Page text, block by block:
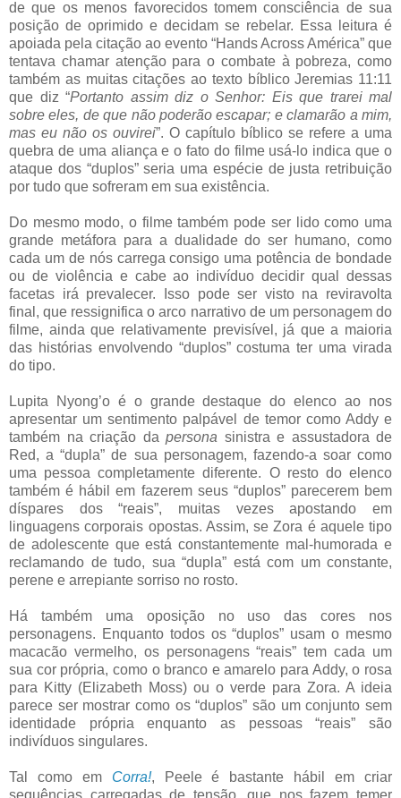
de que os menos favorecidos tomem consciência de sua
posição de oprimido e decidam se rebelar. Essa leitura é
apoiada pela citação ao evento “Hands Across América” que
tentava chamar atenção para o combate à pobreza, como
também as muitas citações ao texto bíblico Jeremias 11:11
que diz “Portanto assim diz o Senhor: Eis que trarei mal
sobre eles, de que não poderão escapar; e clamarão a mim,
mas eu não os ouvirei”. O capítulo bíblico se refere a uma
quebra de uma aliança e o fato do filme usá-lo indica que o
ataque dos “duplos” seria uma espécie de justa retribuição
por tudo que sofreram em sua existência.
Do mesmo modo, o filme também pode ser lido como uma
grande metáfora para a dualidade do ser humano, como
cada um de nós carrega consigo uma potência de bondade
ou de violência e cabe ao indivíduo decidir qual dessas
facetas irá prevalecer. Isso pode ser visto na reviravolta
final, que ressignifica o arco narrativo de um personagem do
filme, ainda que relativamente previsível, já que a maioria
das histórias envolvendo “duplos” costuma ter uma virada
do tipo.
Lupita Nyong’o é o grande destaque do elenco ao nos
apresentar um sentimento palpável de temor como Addy e
também na criação da persona sinistra e assustadora de
Red, a “dupla” de sua personagem, fazendo-a soar como
uma pessoa completamente diferente. O resto do elenco
também é hábil em fazerem seus “duplos” parecerem bem
díspares dos “reais”, muitas vezes apostando em
linguagens corporais opostas. Assim, se Zora é aquele tipo
de adolescente que está constantemente mal-humorada e
reclamando de tudo, sua “dupla” está com um constante,
perene e arrepiante sorriso no rosto.
Há também uma oposição no uso das cores nos
personagens. Enquanto todos os “duplos” usam o mesmo
macacão vermelho, os personagens “reais” tem cada um
sua cor própria, como o branco e amarelo para Addy, o rosa
para Kitty (Elizabeth Moss) ou o verde para Zora. A ideia
parece ser mostrar como os “duplos” são um conjunto sem
identidade própria enquanto as pessoas “reais” são
indivíduos singulares.
Tal como em Corra!, Peele é bastante hábil em criar
sequências carregadas de tensão, que nos fazem temer